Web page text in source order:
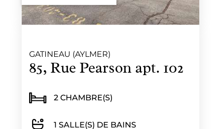
GATINEAU (AYLMER)
85, Rue Pearson apt. 102
2 CHAMBRE(S)
1 SALLE(S) DE BAINS